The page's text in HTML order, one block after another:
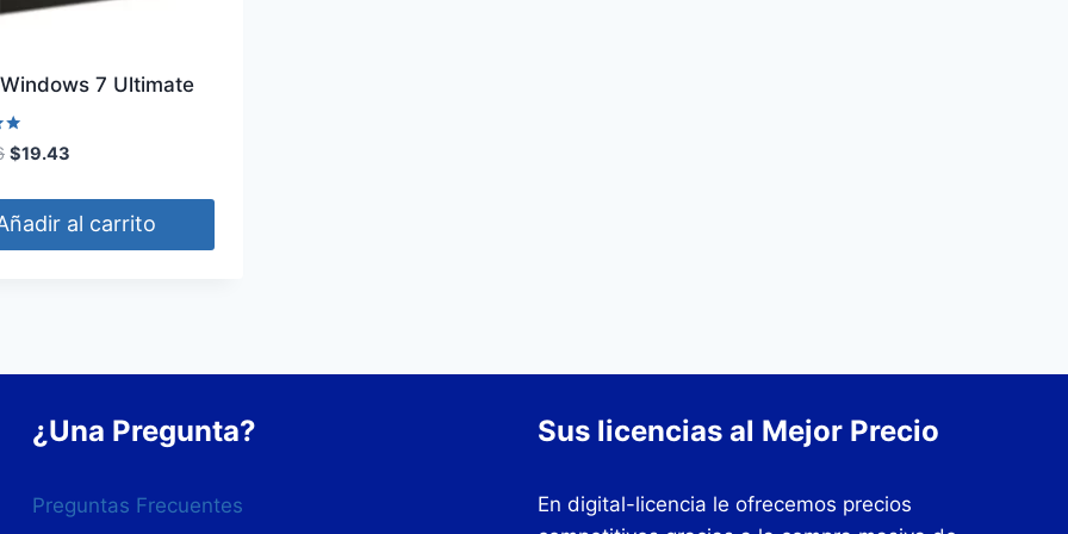
7 Ultimate
El
era:
$19.43
es:
al carrito
¿Una Pregunta?
Preguntas Frecuentes
Sus licencias al Mejor Precio
En digital-licencia le ofrecemos precios